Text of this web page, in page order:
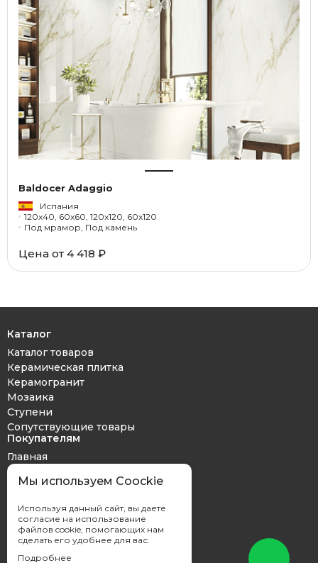
Baldocer Adaggio
Испания
120x40, 60x60, 120x120, 60x120
Под мрамор, Под камень
Цена от 4 418 ₽
Каталог
Каталог товаров
Керамическая плитка
Керамогранит
Мозаика
Ступени
Сопутствующие товары
Покупателям
Главная
Дизайн проект
Оплата и доставка
Контакты
Мы используем Coockie
Используя данный сайт, вы даете
согласие на использование
файлов cookie, помогающих нам
сделать его удобнее для вас.
Подробнее